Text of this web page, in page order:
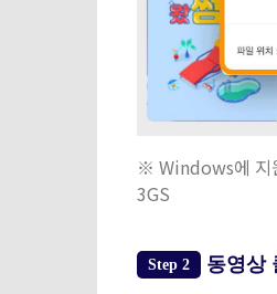
※ Windows에 지
3GS
Step 2 동영상